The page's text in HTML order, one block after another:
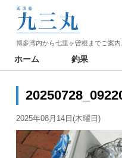
博多湾内から七里ヶ曽根までご案内
ホーム 釣果
2025年08月14日(木曜日)